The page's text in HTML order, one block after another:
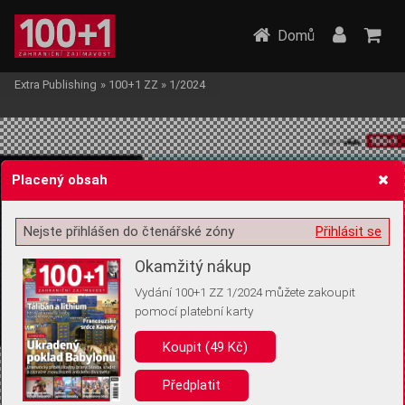
Žádost o souhlas s ukládáním volitelných informací
Pro základní fungování webu nepotřebujeme ukládat žádné informace
(tzv. cookies apod.). Rádi bychom vás ale požádali o souhlas s
uložením volitelných informací:
Anonymní unikátní ID
Domů
Extra Publishing » 100+1 ZZ » 1/2024
Placený obsah
Přihlásit se
Nejste přihlášen do čtenářské zóny
Okamžitý nákup
Vydání 100+1 ZZ 1/2024 můžete zakoupit
pomocí platební karty
Koupit (49 Kč)
Předplatit